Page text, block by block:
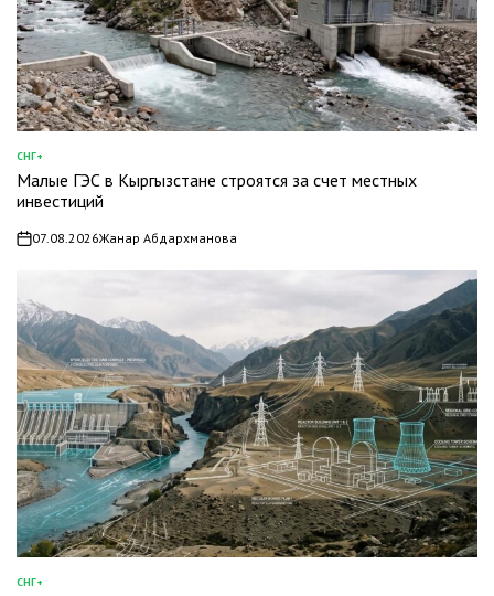
ОПУБЛИКОВАНО
В
СНГ+
Малые ГЭС в Кыргызстане строятся за счет местных
инвестиций
on07.08.2026Жанар Абдархманова
ОПУБЛИКОВАНО
СНГ+